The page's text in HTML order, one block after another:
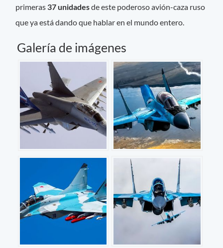
primeras 37 unidadesde este poderoso avión-caza ruso
que ya está dando que hablar en el mundo entero.
Galería de imágenes